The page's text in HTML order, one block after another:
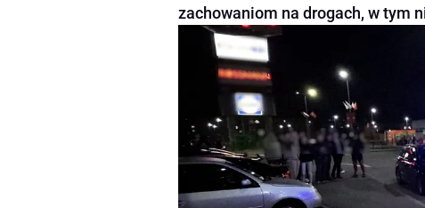
zachowaniom na drogach, w tym